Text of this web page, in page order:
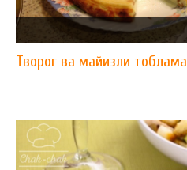
Творог ва майизли тоблама